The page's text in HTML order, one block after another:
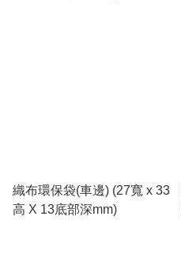
織布環保袋(車邊) (27寬 x 33
高 X 13底部深mm)